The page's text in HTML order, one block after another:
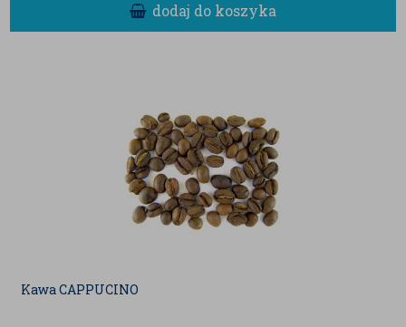
dodaj do koszyka
Kawa CAPPUCINO